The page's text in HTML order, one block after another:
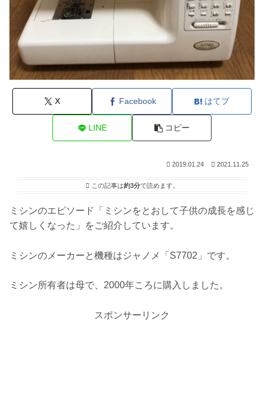
X Facebook はてブ
LINE コピー
2019.01.24 2021.11.25
この記事は約3分で読めます。
ミシンのエピソード「ミシンをとおして子供の成長を感じ
て嬉しくなった」をご紹介しています。
ミシンのメーカーと機種はジャノメ「S7702」です。
ミシン所有者は母で、2000年ころに購入しました。
スポンサーリンク